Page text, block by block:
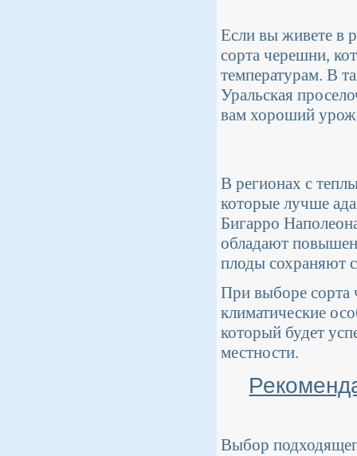
Если вы живете в
сорта черешни,
температурам. В
Уральская
вам хороший
В регионах с
которые лучше
Бигарро
обладают
плоды сохраняют
При выборе сорта
климатические
который будет
местности.
Выбор